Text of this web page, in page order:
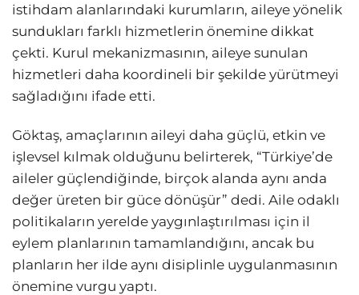
istihdam alanlarındaki kurumların, aileye yönelik
sundukları farklı hizmetlerin önemine dikkat
çekti. Kurul mekanizmasının, aileye sunulan
hizmetleri daha koordineli bir şekilde yürütmeyi
sağladığını ifade etti.
Göktaş, amaçlarının aileyi daha güçlü, etkin ve
işlevsel kılmak olduğunu belirterek, “Türkiye’de
aileler güçlendiğinde, birçok alanda aynı anda
değer üreten bir güce dönüşür” dedi. Aile odaklı
politikaların yerelde yaygınlaştırılması için il
eylem planlarının tamamlandığını, ancak bu
planların her ilde aynı disiplinle uygulanmasının
önemine vurgu yaptı.